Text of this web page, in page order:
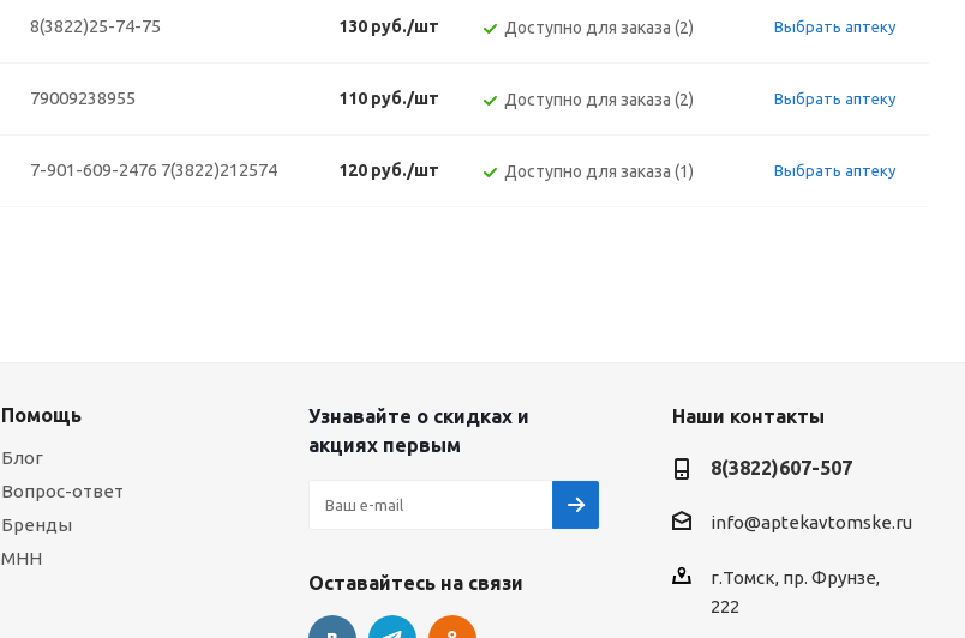
8(3822)25-74-75 130 руб./шт Доступно для заказа (2) Выбрать аптеку
79009238955 110 руб./шт Доступно для заказа (2) Выбрать аптеку
7-901-609-2476 7(3822)212574 120 руб./шт Доступно для заказа (1) Выбрать аптеку
Помощь
Блог
Вопрос-ответ
Бренды
МНН
Узнавайте о скидках и
акциях первым
Оставайтесь на связи
Наши контакты
8(3822)607-507
info@aptekavtomske.ru
г.Томск, пр. Фрунзе,
222